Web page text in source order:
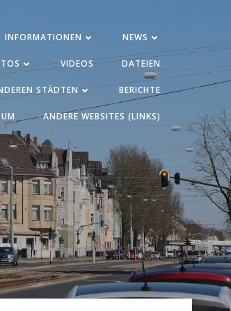
INFORMATIONEN NEWS
VIDEOS DATEIEN
STÄDTEN BERICHTE
ANDERE WEBSITES (LINKS)